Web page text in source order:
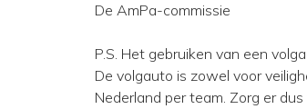
De AmPa-commissie
P.S. Het gebruiken van een
De volgauto is zowel voor
Nederland per team. Zorg er